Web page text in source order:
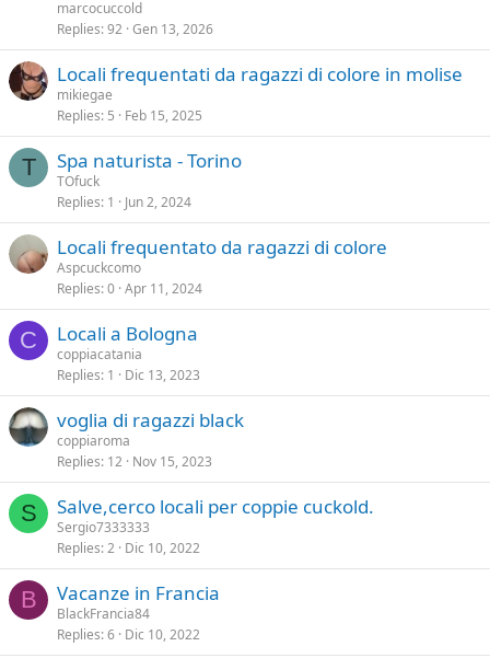
marcocuccold
Replies 92 Gen 13, 2026
Locali frequentati da ragazzi di colore in molise
mikiegae
Replies 5 Feb 15, 2025
T Spa naturista - Torino
TOfuck
Replies 1 Jun 2, 2024
Locali frequentato da ragazzi di colore
Aspcuckcomo
Replies 0 Apr 11, 2024
C Locali a Bologna
coppiacatania
Replies 1 Dic 13, 2023
voglia di ragazzi black
coppiaroma
Replies 12 Nov 15, 2023
S Salve,cerco locali per coppie cuckold.
Sergio7333333
Replies 2 Dic 10, 2022
B Vacanze in Francia
BlackFrancia84
Replies 6 Dic 10, 2022